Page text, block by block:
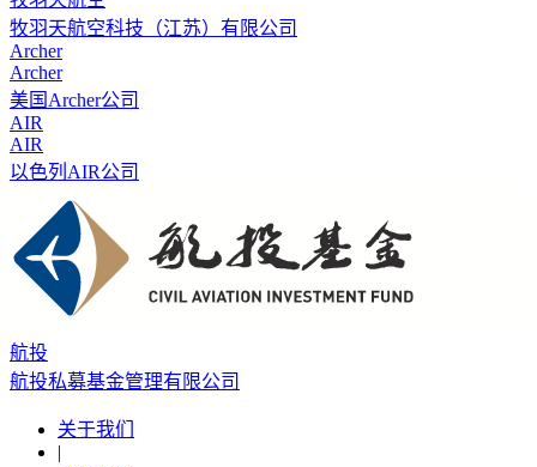
牧羽天航空科技（江苏）有限公司
Archer
Archer
美国Archer公司
AIR
AIR
以色列AIR公司
航投
航投私募基金管理有限公司
关于我们
|